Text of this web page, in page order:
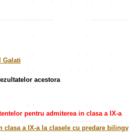
Galati
acestora
pentru admiterea in clasa a IX-a
a IX-a la clasele cu predare bilingv